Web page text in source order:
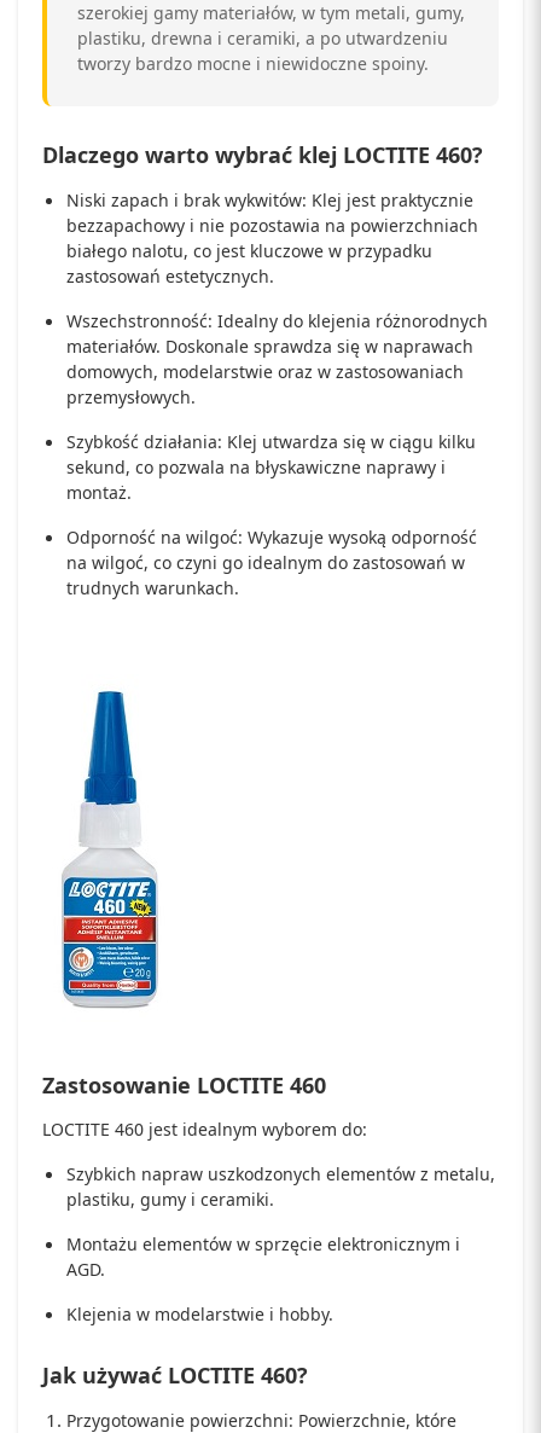
szerokiej gamy materiałów, w tym metali, gumy,
plastiku, drewna i ceramiki, a po utwardzeniu
tworzy bardzo mocne i niewidoczne spoiny.
Dlaczego warto wybrać klej LOCTITE 460?
Niski zapach i brak wykwitów: Klej jest praktycznie
bezzapachowy i nie pozostawia na powierzchniach
białego nalotu, co jest kluczowe w przypadku
zastosowań estetycznych.
Wszechstronność: Idealny do klejenia różnorodnych
materiałów. Doskonale sprawdza się w naprawach
domowych, modelarstwie oraz w zastosowaniach
przemysłowych.
Szybkość działania: Klej utwardza się w ciągu kilku
sekund, co pozwala na błyskawiczne naprawy i
montaż.
Odporność na wilgoć: Wykazuje wysoką odporność
na wilgoć, co czyni go idealnym do zastosowań w
trudnych warunkach.
Zastosowanie LOCTITE 460
LOCTITE 460 jest idealnym wyborem do:
Szybkich napraw uszkodzonych elementów z metalu,
plastiku, gumy i ceramiki.
Montażu elementów w sprzęcie elektronicznym i
AGD.
Klejenia w modelarstwie i hobby.
Jak używać LOCTITE 460?
Przygotowanie powierzchni: Powierzchnie, które